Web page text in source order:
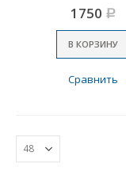
1750 Р
В КОРЗИНУ
Сравнить